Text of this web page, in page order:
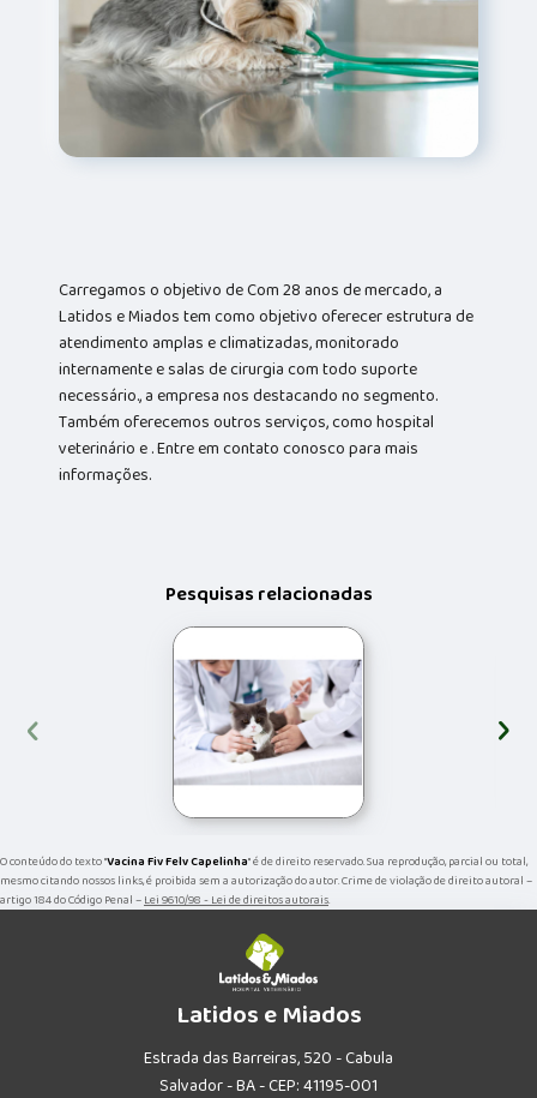
Carregamos o objetivo de Com 28 anos de mercado, a
Latidos e Miados tem como objetivo oferecer estrutura de
atendimento amplas e climatizadas, monitorado
internamente e salas de cirurgia com todo suporte
necessário., a empresa nos destacando no segmento.
Também oferecemos outros serviços, como hospital
veterinário e . Entre em contato conosco para mais
informações.
Pesquisas relacionadas
‹ ›
O conteúdo do texto "Vacina Fiv Felv Capelinha" é de direito reservado. Sua reprodução, parcial ou total,
mesmo citando nossos links, é proibida sem a autorização do autor. Crime de violação de direito autoral –
artigo 184 do Código Penal –Lei 9610/98 - Lei de direitos autorais.
Latidos e Miados
Estrada das Barreiras, 520 - Cabula
Salvador - BA - CEP: 41195-001